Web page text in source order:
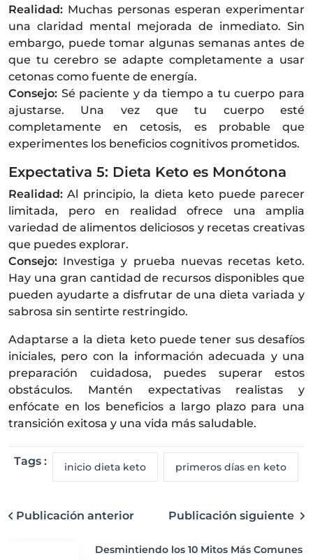
Realidad: Muchas personas esperan experimentar
una claridad mental mejorada de inmediato. Sin
embargo, puede tomar algunas semanas antes de
que tu cerebro se adapte completamente a usar
cetonas como fuente de energía.
Consejo: Sé paciente y da tiempo a tu cuerpo para
ajustarse. Una vez que tu cuerpo esté
completamente en cetosis, es probable que
experimentes los beneficios cognitivos prometidos.
Expectativa 5: Dieta Keto es Monótona
Realidad: Al principio, la dieta keto puede parecer
limitada, pero en realidad ofrece una amplia
variedad de alimentos deliciosos y recetas creativas
que puedes explorar.
Consejo: Investiga y prueba nuevas recetas keto.
Hay una gran cantidad de recursos disponibles que
pueden ayudarte a disfrutar de una dieta variada y
sabrosa sin sentirte restringido.
Adaptarse a la dieta keto puede tener sus desafíos
iniciales, pero con la información adecuada y una
preparación cuidadosa, puedes superar estos
obstáculos. Mantén expectativas realistas y
enfócate en los beneficios a largo plazo para una
transición exitosa y una vida más saludable.
Tags : inicio dieta keto primeros días en keto
Publicación anterior Publicación siguiente
Desmintiendo los 10 Mitos Más Comunes